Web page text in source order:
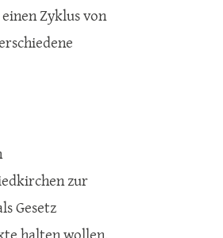
Zyklus von
zur
Gesetz